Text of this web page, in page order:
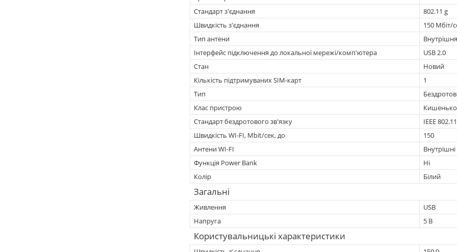
Стандарт з'єднання
802.11 g
Швидкість з'єднання
150 Мбіт/
Тип антени
Внутрішня
Інтерфейс підключення до локальної мережі/комп'ютера
USB 2.0
Стан
Новий
Кількість підтримуваних SIM-карт
1
Тип
Клас пристрою
Стандарт бездротового зв'язку
IEEE
Швидкість WI-FI, Mbit/сек, до
150
Антени WI-FI
Внутрішні
Функція Power Bank
Ні
Колір
Білий
Загальні
Живлення
USB
Напруга
5 В
Користувальницькі характеристики